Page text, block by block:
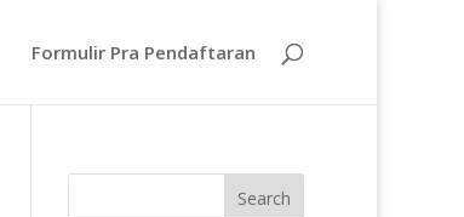
Formulir Pra Pendaftaran